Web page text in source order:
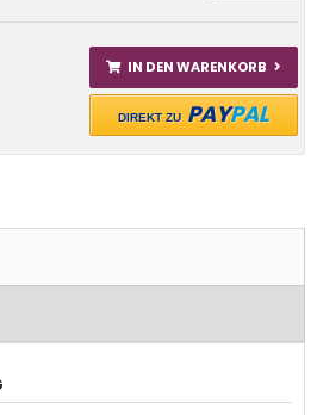
IN DEN WARENKORB
DIREKT ZU PAYPAL